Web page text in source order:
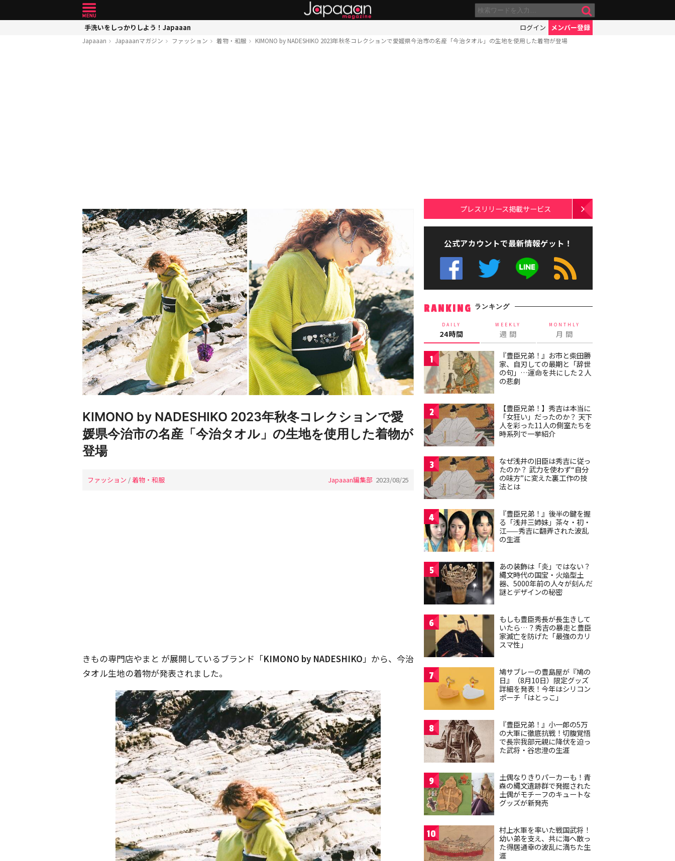
手洗いをしっかりしよう！Japaaan ログイン メンバー登録
Japaaan Japaaanマガジン ファッション 着物・和服 KIMONO by NADESHIKO 2023年秋冬コレクションで愛媛県今治市の名産「今治タオル」の生地を使用した着物が登場
KIMONO by NADESHIKO 2023年秋冬コレクションで愛
媛県今治市の名産「今治タオル」の生地を使用した着物が
登場
ファッション /着物・和服 Japaaan編集部 2023/08/25
きもの専門店やまと が展開しているブランド「KIMONO by NADESHIKO」から、今治
タオル生地の着物が発表されました。
プレスリリース掲載サービス
公式アカウントで最新情報ゲット！
RANKING ランキング
DAILY
24時間
WEEKLY
週 間
MONTHLY
月 間
1
『豊臣兄弟！』お市と柴田勝
家、自刃しての最期と「辞世
の句」…運命を共にした２人
の悲劇
2
【豊臣兄弟！】秀吉は本当に
「女狂い」だったのか？ 天下
人を彩った11人の側室たちを
時系列で一挙紹介
3
なぜ浅井の旧臣は秀吉に従っ
たのか？ 武力を使わず“自分
の味方”に変えた裏工作の技
法とは
4
『豊臣兄弟！』後半の鍵を握
る「浅井三姉妹」茶々・初・
江——秀吉に翻弄された波乱
の生涯
5
あの装飾は「炎」ではない？
縄文時代の国宝・火焔型土
器、5000年前の人々が刻んだ
謎とデザインの秘密
6
もしも豊臣秀長が長生きして
いたら…？秀吉の暴走と豊臣
家滅亡を防げた「最強のカリ
スマ性」
7
鳩サブレーの豊島屋が『鳩の
日』（8月10日）限定グッズ
詳細を発表！今年はシリコン
ポーチ「はとっこ」
8
『豊臣兄弟！』小一郎の5万
の大軍に徹底抗戦！切腹覚悟
で長宗我部元親に降伏を迫っ
た武将・谷忠澄の生涯
9
土偶なりきりパーカーも！青
森の縄文遺跡群で発掘された
土偶がモチーフのキュートな
グッズが新発売
10
村上水軍を率いた戦国武将！
幼い弟を支え、共に海へ散っ
た得居通幸の波乱に満ちた生
涯